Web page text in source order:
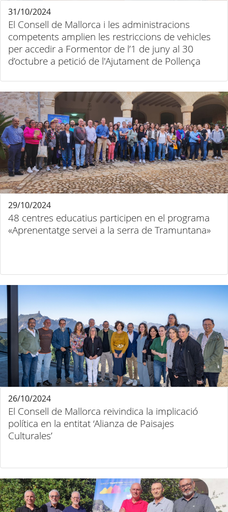
El Consell de Mallorca i les administracions
competents amplien les restriccions de vehicles
per accedir a Formentor de l’1 de juny al 30
d’octubre a petició de l'Ajutament de Pollença
31/10/2024
48 centres educatius participen en el programa
«Aprenentatge servei a la serra de Tramuntana»
29/10/2024
El Consell de Mallorca reivindica la implicació
política en la entitat ‘Alianza de Paisajes
Culturales’
26/10/2024